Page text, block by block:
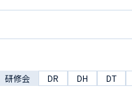
研修会 DR DH DT